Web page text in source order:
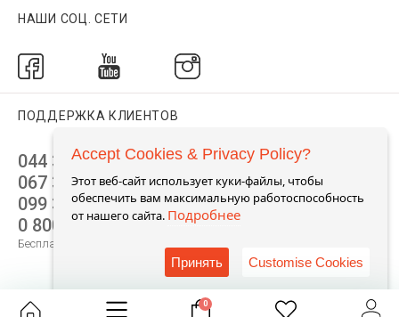
НАШИ СОЦ. СЕТИ
ПОДДЕРЖКА КЛИЕНТОВ
044 392 44 45
067 344 14 44 (viber)
099 399 23 80
0 800 305 805
Бесплатно по Украине
0
Accept Cookies & Privacy Policy?
Этот веб-сайт использует куки-файлы, чтобы
обеспечить вам максимальную работоспособность
от нашего сайта. Подробнее
Принять Customise Cookies